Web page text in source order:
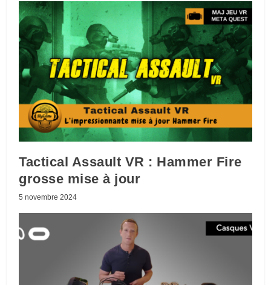
Tactical Assault VR : Hammer Fire
grosse mise à jour
5 novembre 2024